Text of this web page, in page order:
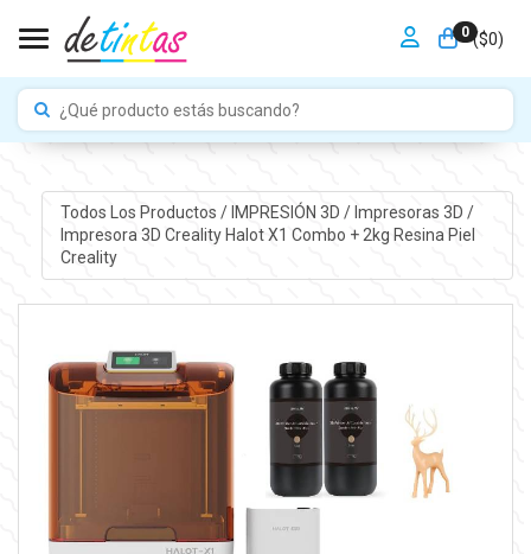
0 ($0)
Toggle navigation
Todos Los Productos / IMPRESIÓN 3D / Impresoras 3D /
Impresora 3D Creality Halot X1 Combo + 2kg Resina Piel
Creality